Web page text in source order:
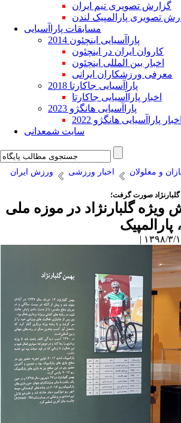
گزارش تصویری تیم ایران
تصویری پارالمپیک لندن
مسابقات پاراآسیایی
پاراآسیایی اینچئون 2014
کاروان ایران در اینچئون
اخبار بین المللی اینچئون
معرفی ورزشکاران ایرانی
پاراآسیایی جاکارتا 2018
اخبار پاراآسیایی جاکارتا
پاراآسیایی هانگژو 2023
اخبار پاراآسیایی هانگژو 2022
سایت شمعدانی
و معلولان اخبار ورزشی ورزش ایران
گلبارنژاد صورت گرفت؛
ویژه گلبارنژاد در موزه ملی